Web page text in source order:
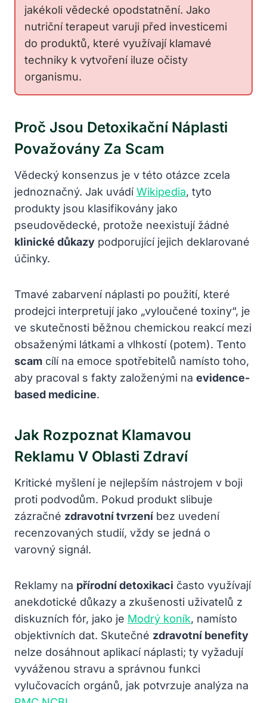
jakékoli vědecké opodstatnění. Jako
nutriční terapeut varuji před investicemi
do produktů, které využívají klamavé
techniky k vytvoření iluze očisty
organismu.
Proč Jsou Detoxikační Náplasti
Považovány Za Scam
Vědecký konsenzus je v této otázce zcela
jednoznačný. Jak uvádíWikipedia, tyto
produkty jsou klasifikovány jako
pseudovědecké, protože neexistují žádné
klinické důkazy podporující jejich deklarované
účinky.
Tmavé zabarvení náplasti po použití, které
prodejci interpretují jako „vyloučené toxiny“, je
ve skutečnosti běžnou chemickou reakcí mezi
obsaženými látkami a vlhkostí (potem). Tento
scam cílí na emoce spotřebitelů namísto toho,
aby pracoval s fakty založenými na evidence-
based medicine.
Jak Rozpoznat Klamavou
Reklamu V Oblasti Zdraví
Kritické myšlení je nejlepším nástrojem v boji
proti podvodům. Pokud produkt slibuje
zázračné zdravotní tvrzení bez uvedení
recenzovaných studií, vždy se jedná o
varovný signál.
Reklamy na přírodní detoxikaci často využívají
anekdotické důkazy a zkušenosti uživatelů z
diskuzních fór, jako je Modrý koník, namísto
objektivních dat. Skutečné zdravotní benefity
nelze dosáhnout aplikací náplasti; ty vyžadují
vyváženou stravu a správnou funkci
vylučovacích orgánů, jak potvrzuje analýza na